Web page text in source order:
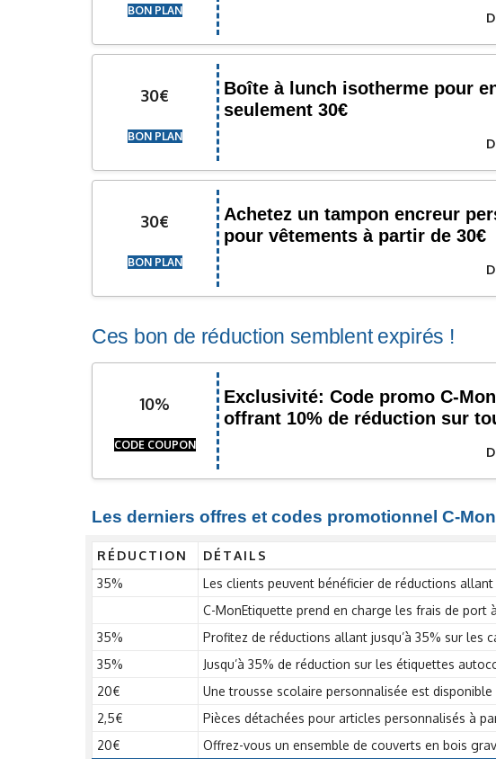
BON PLAN
30€
BON PLAN
Boîte à lunch isotherme pour
seulement 30€
30€
BON PLAN
Achetez un tampon encreur
pour vêtements à partir de 30€
Ces bon de réduction semblent expirés !
10%
CODE COUPON
Exclusivité: Code promo C-
offrant 10% de réduction sur
Les derniers offres et codes promotionnel C-
RÉDUCTION DÉTAILS
35%
Les clients peuvent bénéficier de réductions allant
C-MonEtiquette prend en charge les frais de port
35%
Profitez de réductions allant jusqu’à 35% sur les
35%
Jusqu’à 35% de réduction sur les étiquettes
20€
Une trousse scolaire personnalisée est
2,5€
Pièces détachées pour articles personnalisés à
20€
Offrez-vous un ensemble de couverts en bois